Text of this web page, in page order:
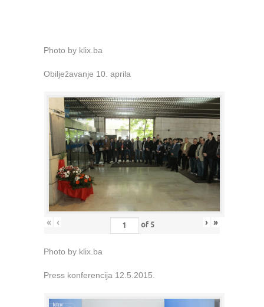
Photo by klix.ba
Obilježavanje 10. aprila
« ‹ of 5 › »
Photo by klix.ba
Press konferencija 12.5.2015.